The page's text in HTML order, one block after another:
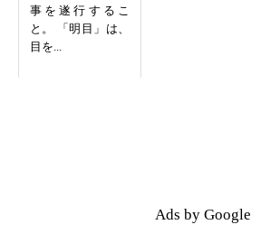
事を遂行するこ
と。 「明目」は、
目を...
Ads by Google